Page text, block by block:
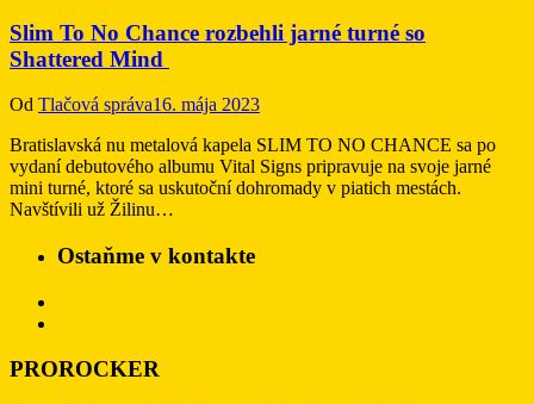
Slim To No Chance rozbehli jarné turné so
Shattered Mind
Od Tlačová správa16. mája 2023
Bratislavská nu metalová kapela SLIM TO NO CHANCE sa po
vydaní debutového albumu Vital Signs pripravuje na svoje jarné
mini turné, ktoré sa uskutoční dohromady v piatich mestách.
Navštívili už Žilinu…
Ostaňme v kontakte
PROROCKER